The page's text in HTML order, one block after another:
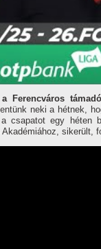
a Ferencváros
neki a hétnek,
csapatot egy héten
sikerült,